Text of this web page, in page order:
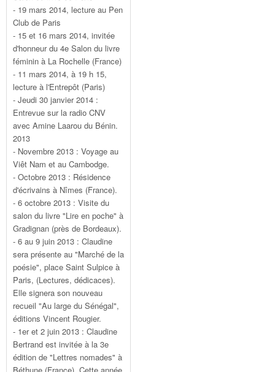
- 19 mars 2014, lecture au Pen
Club de Paris
- 15 et 16 mars 2014, invitée
d'honneur du 4e Salon du livre
féminin à La Rochelle (France)
- 11 mars 2014, à 19 h 15,
lecture à l'Entrepôt (Paris)
- Jeudi 30 janvier 2014 :
Entrevue sur la radio CNV
avec Amine Laarou du Bénin.
2013
- Novembre 2013 : Voyage au
Viêt Nam et au Cambodge.
- Octobre 2013 : Résidence
d'écrivains à Nîmes (France).
- 6 octobre 2013 : Visite du
salon du livre "Lire en poche" à
Gradignan (près de Bordeaux).
- 6 au 9 juin 2013 : Claudine
sera présente au "Marché de la
poésie", place Saint Sulpice à
Paris, (Lectures, dédicaces).
Elle signera son nouveau
recueil "Au large du Sénégal",
éditions Vincent Rougier.
- 1er et 2 juin 2013 : Claudine
Bertrand est invitée à la 3e
édition de "Lettres nomades" à